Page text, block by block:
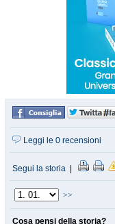
Leggi le 0 recensioni
Segui la storia
>>
Cosa pensi della storia?